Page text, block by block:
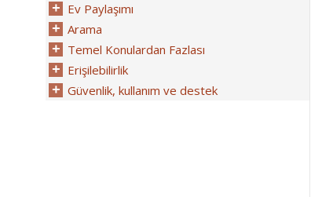
Ev Paylaşımı
Arama
Temel Konulardan Fazlası
Erişilebilirlik
Güvenlik, kullanım ve destek